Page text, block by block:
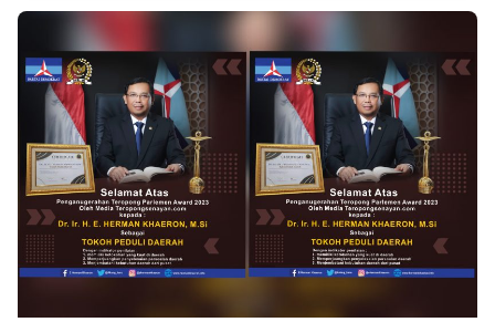
Partner
Insight
NTB
Suara
Time
Lens
IDN
Daily
Jogja
Jalan
Rakyat
Idealita
News
Notice
Dinamikapost.com
Radar
Baru
Seedbacklink
Follow
Kabarbaru